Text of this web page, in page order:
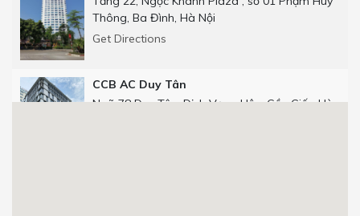
Thông, Ba Đình, Hà Nội
Get Directions
CCB AC Duy Tân
Ngõ 78 Duy Tân, Dịch Vọng Hậu, Cầu Giấy, Hà